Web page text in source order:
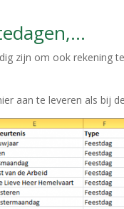
zijn om ook rekening
aan te leveren als bij